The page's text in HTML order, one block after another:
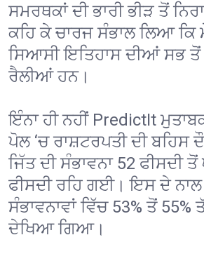
ਸਮਰਥਕਾਂ ਦੀ ਭਾਰੀ ਭੀੜ ਤੋਂ
ਕਹਿ ਕੇ ਚਾਰਜ ਸੰਭਾਲ ਲਿਆ
ਸਿਆਸੀ ਇਤਿਹਾਸ ਦੀਆਂ ਸਭ ਤੋਂ
ਰੈਲੀਆਂ ਹਨ।
ਇੰਨਾ ਹੀ ਨਹੀਂ PredictIt
ਪੋਲ ‘ਚ ਰਾਸ਼ਟਰਪਤੀ ਦੀ ਬਹਿਸ
ਜਿੱਤ ਦੀ ਸੰਭਾਵਨਾ 52 ਫੀਸਦੀ
ਫੀਸਦੀ ਰਹਿ ਗਈ। ਇਸ ਦੇ
ਸੰਭਾਵਨਾਵਾਂ ਵਿੱਚ 53% ਤੋਂ 55%
ਦੇਖਿਆ ਗਿਆ।